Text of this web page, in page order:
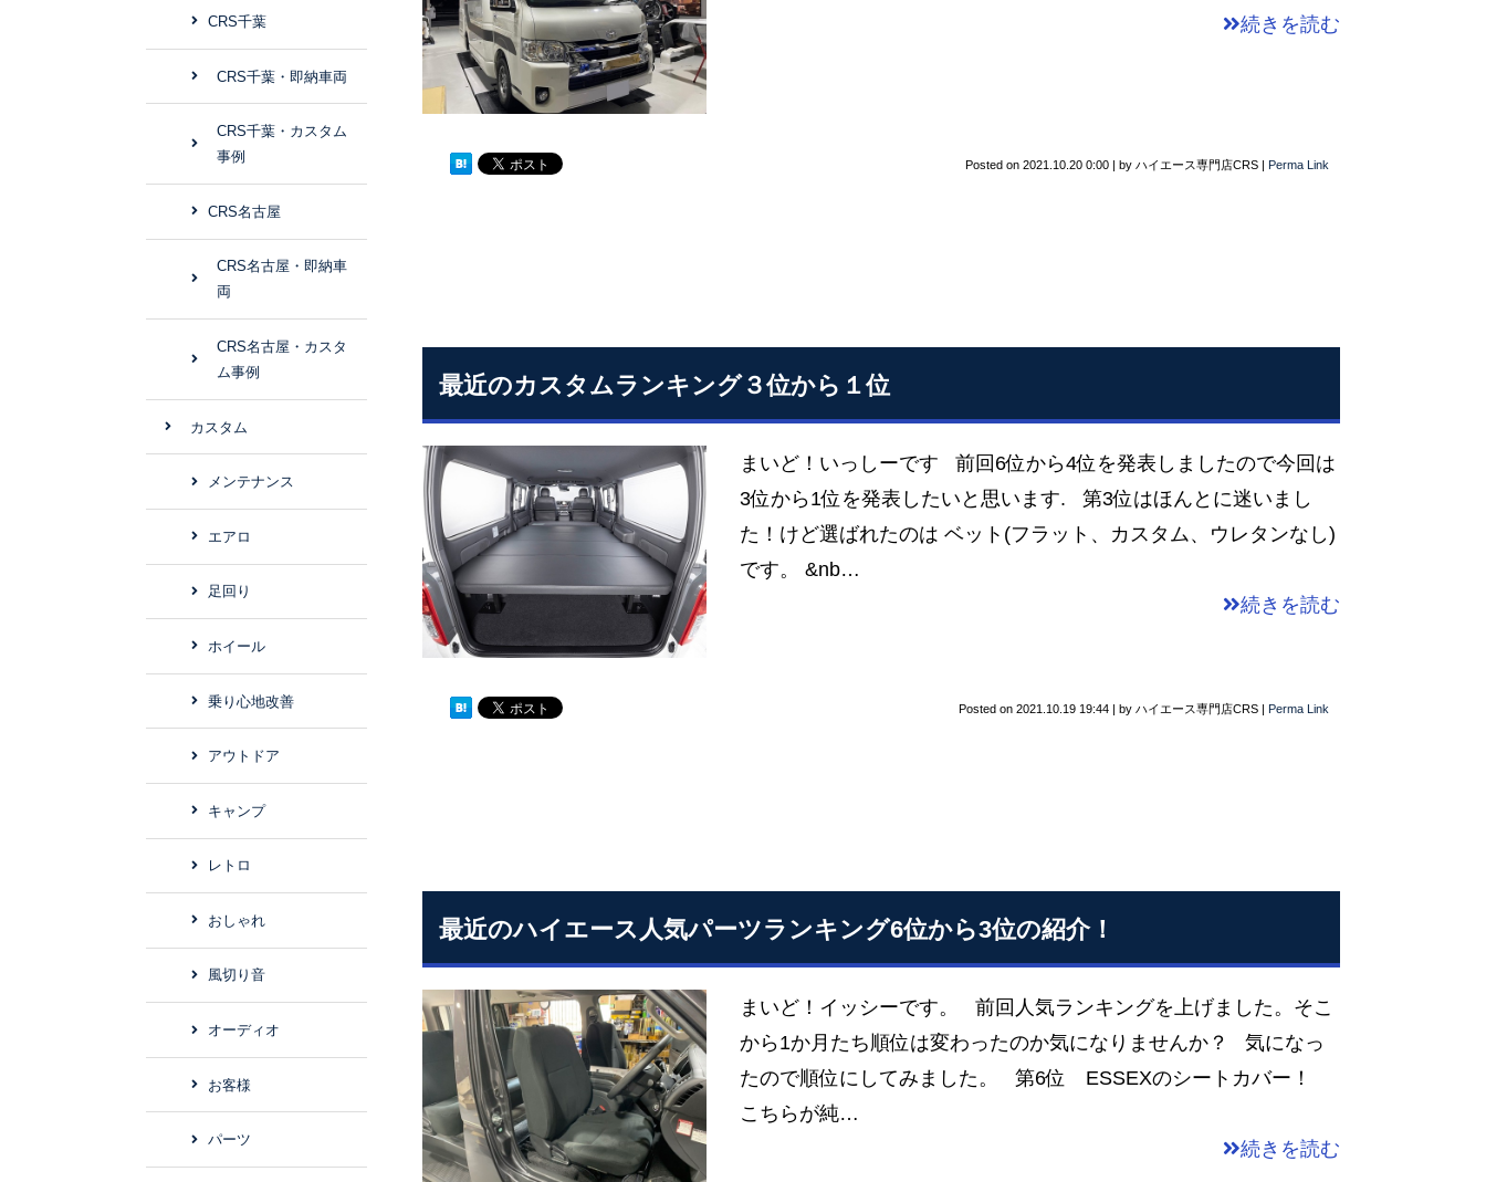
続きを読む
Posted on 2021.10.20 0:00 | by ハイエース専門店CRS | Perma Link
最近のカスタムランキング３位から１位
まいど！いっしーです 前回6位から4位を発表しましたので今回は
3位から1位を発表したいと思います. 第3位はほんとに迷いまし
た！けど選ばれたのは ベット(フラット、カスタム、ウレタンなし)
です。 &nb…
続きを読む
Posted on 2021.10.19 19:44 | by ハイエース専門店CRS | Perma Link
最近のハイエース人気パーツランキング6位から3位の紹介！
まいど！イッシーです。 前回人気ランキングを上げました。そこ
から1か月たち順位は変わったのか気になりませんか？ 気になっ
たので順位にしてみました。 第6位 ESSEXのシートカバー！
こちらが純…
続きを読む
CRS千葉
CRS千葉・即納車両
CRS千葉・カスタム
事例
CRS名古屋
CRS名古屋・即納車
両
CRS名古屋・カスタ
ム事例
カスタム
メンテナンス
エアロ
足回り
ホイール
乗り心地改善
アウトドア
キャンプ
レトロ
おしゃれ
風切り音
オーディオ
お客様
パーツ